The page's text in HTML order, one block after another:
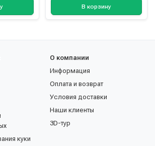
В корзину
куки
О компании
Информация
Оплата и возврат
Условия доставки
Наши клиенты
3D-тур